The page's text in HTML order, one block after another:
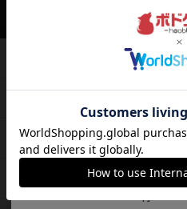
ボードゲームのプレイ履
自分のデータを管理しま
約75,000人がボドゲーマ
遊んだボードゲーム
気になるゲームのレビ
お気に入り作品・所有
ボードゲームを検索する
ボードゲーム会情報
メカニクス特集